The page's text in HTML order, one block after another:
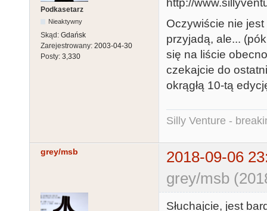
Podkasetarz
Nieaktywny
Skąd: Gdańsk
Zarejestrowany: 2003-04-30
Posty: 3,330
Oczywiście nie
przyjadą, ale...
się na liście
czekajcie do
okrągłą 10-tą
Silly Venture -
grey/msb
2018-09-06
grey/msb
Słuchajcie, jest